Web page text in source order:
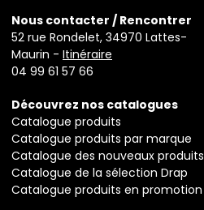
Nous contacter / Rencontrer
52 rue Rondelet, 34970 Lattes-
Maurin - Itinéraire
04 99 61 57 66
Découvrez nos catalogues
Catalogue produits
Catalogue produits par marque
Catalogue des nouveaux produits
Catalogue de la sélection Drap
Catalogue produits en promotion